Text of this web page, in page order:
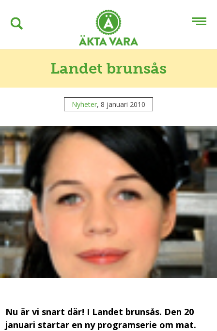
Landet brunsås
Nyheter, 8 januari 2010
Nu är vi snart där! I Landet brunsås. Den 20
januari startar en ny programserie om mat.